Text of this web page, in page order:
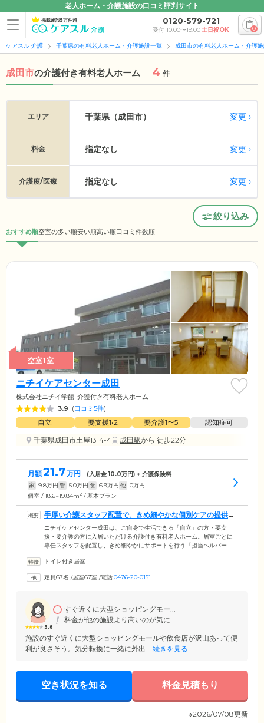
老人ホーム・介護施設の口コミ評判サイト
掲載施設5万件超 0120-579-721
受付 10:00〜19:00土日祝OK 0
ケアスル 介護 千葉県の有料老人ホーム・介護施設一覧 成田市の有料老人ホーム・介護
成田市の介護付き有料老人ホーム 4 件
エリア 千葉県（成田市） 変更
料金 指定なし 変更
介護度/医療 指定なし 変更
絞り込み
おすすめ順空室の多い順安い順高い順口コミ件数順
空室1室
ニチイケアセンター成田
株式会社ニチイ学館 介護付き有料老人ホーム
3.9 (口コミ5件)
自立 要支援1•2 要介護1〜5
認知症可
千葉県成田市土屋1314-4
成田駅から 徒歩22分
月額21.7万円 (入居金10.0万円) + 介護保険料
家 9.8万円 管 5.0万円 食 6.9万円 他 0万円
個室 / 18.6~19.84m2 / 基本プラン
手厚い介護スタッフ配置で、きめ細やかな個別ケアの提供に
努めています
ニチイケアセンター成田は、ご自身で生活できる「自立」の方・要支
援・要介護の方に入居いただける介護付き有料老人ホーム。居室ごとに
専任スタッフを配置し、きめ細やかにサポートを行う「担当ヘルパー
ことで、画一的ではない、お一人おひとりに適した介護を提供していま
能訓練指導員によるリハビリで、ご入居者様のQOL(生活の質)の向上を目
トイレ付き居室
定員67名 /居室67室 /電話0476-20-0151
3.8
すぐ近くに大型ショッピングモー...
料金が他の施設より高いのが気に...
施設のすぐ近くに大型ショッピングモールや飲食店が沢山あって便
利が良さそう。気分転換に一緒に外出... 続きを見る
空き状況を知る 料金見積もり
※2026/07/08更新